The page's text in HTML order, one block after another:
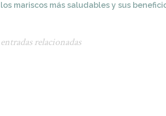
los mariscos más saludables y sus
entradas relacionadas